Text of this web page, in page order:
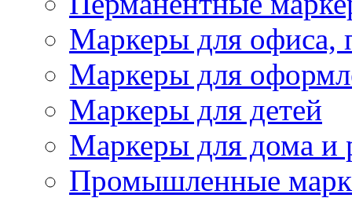
Маркеры для офиса,
Маркеры для
Маркеры для детей
Маркеры для дома и
Промышленные